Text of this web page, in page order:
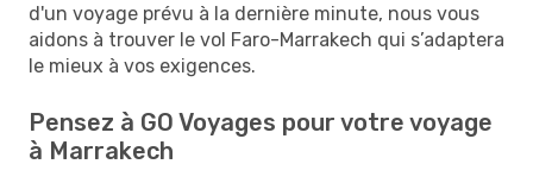
d'un voyage prévu à la dernière minute, nous vous
aidons à trouver le vol Faro-Marrakech qui s’adaptera
le mieux à vos exigences.
Pensez à GO Voyages pour votre voyage
à Marrakech